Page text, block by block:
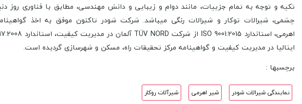
تکیه و توجه به تمام جزییات، مانند دوام و زیبایی و دانش مهندسی، مطابق با فناوری روز
چشمی، شیرالات توکار و شیرالات رنگی میباشد. شرکت شودر تاکنون موفق به اخذ
اهرمی، استاندارد ISO 9001:2015 از شرکت TÜV NORD آلمان در مدیریت کیفیت،
استاندارد BS EN817:2008 اروپا از موسسه IQS انگلستان در تولید شیرآلات بهداشتی،
ایتالیا در مدیریت کیفیت و گواهینامه مرکز تحقیقات راه، مسکن و شهرسازی گردیده است.
برچسبها :
نمایندگی شیرالات شودر شیر اهرمی شیرآلات روکار